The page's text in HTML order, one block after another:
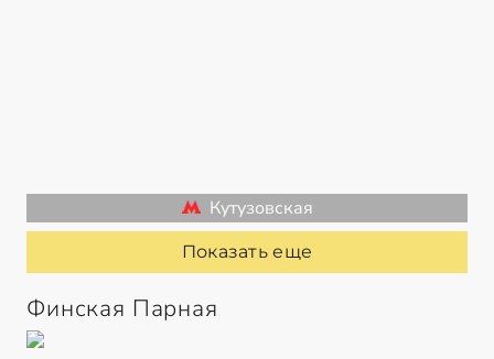
Кутузовская
Показать еще
Финская Парная